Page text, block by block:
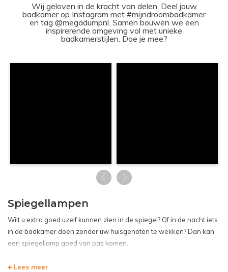
Wij geloven in de kracht van delen. Deel jouw
badkamer op Instagram met #mijndroombadkamer
en tag @megadumpnl. Samen bouwen we een
inspirerende omgeving vol met unieke
badkamerstijlen. Doe je mee?
Spiegellampen
Wilt u extra goed uzelf kunnen zien in de spiegel? Of in de nacht iets
in de badkamer doen zonder uw huisgenoten te wekken? Dan kan
een spiegellamp goed van pas komen.
Lees meer